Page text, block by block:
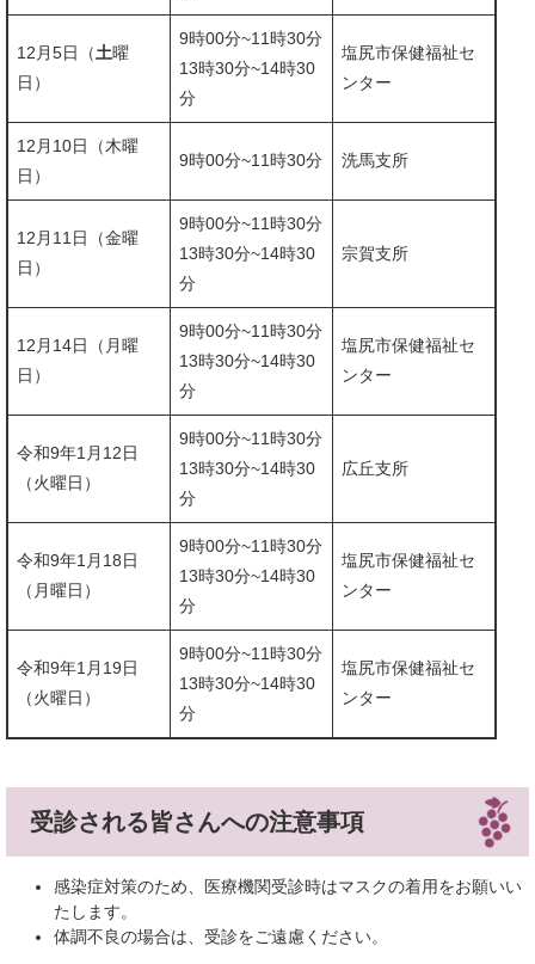
12月5日（土曜
日）
9時00分~11時30分
13時30分~14時30
分
塩尻市保健福祉セ
ンター
12月10日（木曜
日）
9時00分~11時30分 洗馬支所
12月11日（金曜
日）
9時00分~11時30分
​13時30分~14時30
分
宗賀支所
12月14日（月曜
日）
9時00分~11時30分
​13時30分~14時30
分
塩尻市保健福祉セ
ンター
令和9年1月12日
（火曜日）
9時00分~11時30分
​13時30分~14時30
分
広丘支所
令和9年1月18日
（月曜日）
9時00分~11時30分
​13時30分~14時30
分
塩尻市保健福祉セ
ンター
令和9年1月19日
（火曜日）
9時00分~11時30分
​13時30分~14時30
分
塩尻市保健福祉セ
ンター
受診される皆さんへの注意事項
感染症対策のため、医療機関受診時はマスクの着用をお願いい
たします。
体調不良の場合は、受診をご遠慮ください。